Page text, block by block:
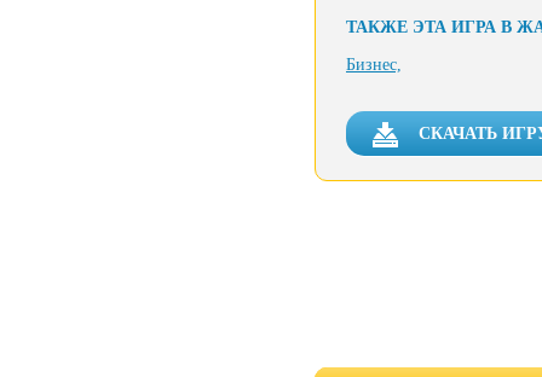
ТАКЖЕ ЭТА ИГРА В
Бизнес,
СКАЧАТЬ